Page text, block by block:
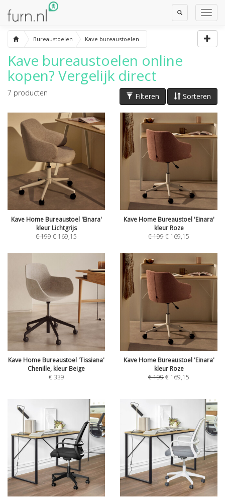
Toggle
Search
Bureaustoelen Kave bureaustoelen
Kave bureaustoelen online
kopen? Vergelijk direct
Sorteren
Filteren
7 producten
Kave Home Bureaustoel 'Einara'
kleur Lichtgrijs
€199€ 169,15
Kave Home Bureaustoel 'Einara'
kleur Roze
€199€ 169,15
Kave Home Bureaustoel 'Tissiana'
Chenille, kleur Beige
€339
Kave Home Bureaustoel 'Einara'
kleur Roze
€199€ 169,15